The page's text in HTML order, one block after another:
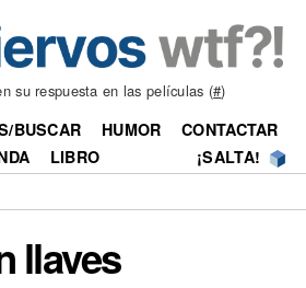
su respuesta en las películas (#)
BUSCAR HUMOR
CONTACTAR
LIBRO ¡SALTA!
llaves